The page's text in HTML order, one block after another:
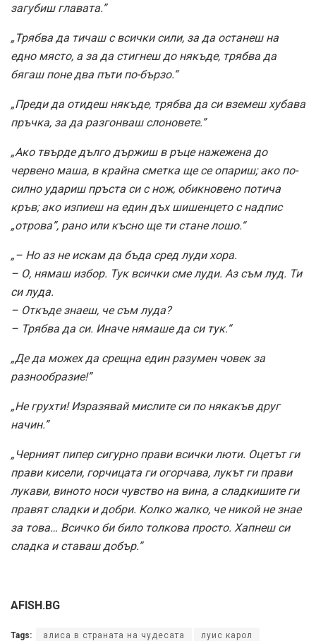
загубиш главата.”
„Трябва да тичаш с всички сили, за да останеш на
едно място, а за да стигнеш до някъде, трябва да
бягаш поне два пъти по-бързо.“
„Преди да отидеш някъде, трябва да си вземеш хубава
пръчка, за да разгонваш слоновете.”
„Ако твърде дълго държиш в ръце нажежена до
червено маша, в крайна сметка ще се опариш; ако по-
силно удариш пръста си с нож, обикновено потича
кръв; ако изпиеш на един дъх шишенцето с надпис
„отрова”, рано или късно ще ти стане лошо.“
„– Но аз не искам да бъда сред луди хора.
– О, нямаш избор. Тук всички сме луди. Аз съм луд. Ти
си луда.
– Откъде знаеш, че съм луда?
– Трябва да си. Иначе нямаше да си тук.“
„Де да можех да срещна един разумен човек за
разнообразие!”
„Не грухти! Изразявай мислите си по някакъв друг
начин.”
„Черният пипер сигурно прави всички люти. Оцетът ги
прави кисели, горчицата ги огорчава, лукът ги прави
лукави, виното носи чувство на вина, а сладкишите ги
правят сладки и добри. Колко жалко, че никой не знае
за това… Всичко би било толкова просто. Хапнеш си
сладка и ставаш добър.”
AFISH.BG
Tags: алиса в страната на чудесата луис карол